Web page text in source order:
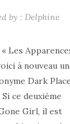
by : Delphine
Les
à nouveau
Dark
ce deuxième
Girl, il est